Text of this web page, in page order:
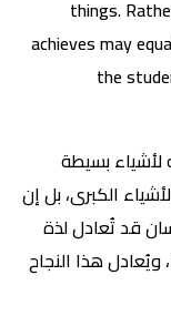
things.
achieves may
the
لأشياء بسيطة
الكبرى، بل إن
قد تُعادل لذة
هذا النجاح